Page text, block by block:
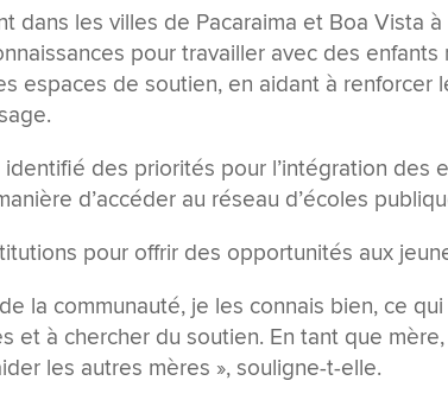
dans les villes de Pacaraima et Boa Vista à
pour travailler avec des
espaces de soutien, en aidant à renforcer
des priorités pour l’intégration des
d’accéder au réseau d’écoles
pour offrir des opportunités aux
la communauté, je les connais bien, ce qui
et à chercher du soutien. En tant que mère,
les autres mères », souligne-t-elle.